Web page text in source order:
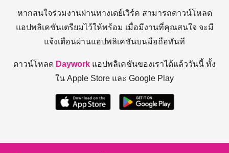
หากสนใจร่วมงานผ่านทางเดย์เวิร์ค สามารถดาวน์โหลด
แอปพลิเคชันเตรียมไว้ให้พร้อม เมื่อมีงานที่คุณสนใจ จะมี
แจ้งเตือนผ่านแอปพลิเคชันบนมือถือทันที
ดาวน์โหลด Daywork แอปพลิเคชันของเราได้แล้ววันนี้ ทั้ง
ใน Apple Store และ Google Play